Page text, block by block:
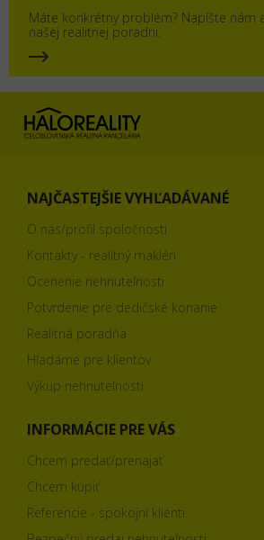
Máte konkrétny problém? Napíšte nám
našej realitnej poradni.
NAJČASTEJŠIE VYHĽADÁVANÉ
O nás/profil spoločnosti
Kontakty - realitný makléri
Ocenenie nehnuteľnosti
Potvrdenie pre dedičské konanie
Realitná poradňa
Hľadáme pre klientov
Výkup nehnuteľností
INFORMÁCIE PRE VÁS
Chcem predať/prenajať
Chcem kúpiť
Referencie - spokojní klienti